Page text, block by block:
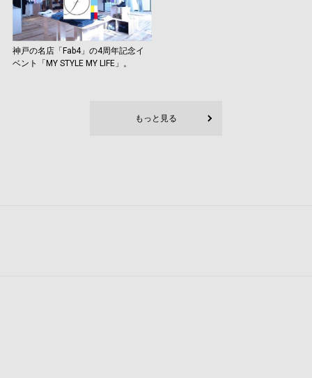
神戸の名店「Fab4」の4周年記念イ
ベント「MY STYLE MY LIFE」。
もっと見る